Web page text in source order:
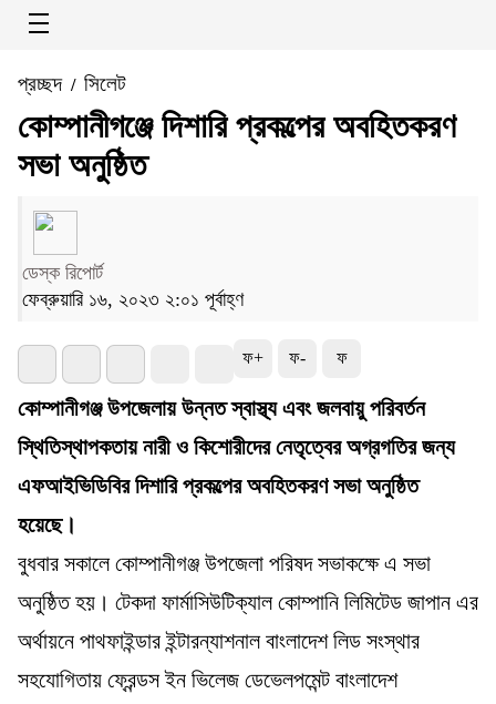
প্রচ্ছদ/ সিলেট
কোম্পানীগঞ্জে দিশারি প্রকল্পের অবহিতকরণ
সভা অনুষ্ঠিত
ডেস্ক রিপোর্ট
ফেব্রুয়ারি ১৬, ২০২৩ ২:০১ পূর্বাহ্ণ
ফ+ ফ- ফ
কোম্পানীগঞ্জ উপজেলায় উন্নত স্বাস্থ্য এবং জলবায়ু পরিবর্তন
স্থিতিস্থাপকতায় নারী ও কিশোরীদের নেতৃত্বের অগ্রগতির জন্য
এফআইভিডিবির দিশারি প্রকল্পের অবহিতকরণ সভা অনুষ্ঠিত
হয়েছে।
বুধবার সকালে কোম্পানীগঞ্জ উপজেলা পরিষদ সভাকক্ষে এ সভা
অনুষ্ঠিত হয়। টেকদা ফার্মাসিউটিক্যাল কোম্পানি লিমিটেড জাপান এর
অর্থায়নে পাথফাইন্ডার ইন্টারন্যাশনাল বাংলাদেশ লিড সংস্থার
সহযোগিতায় ফ্রেন্ডস ইন ভিলেজ ডেভেলপমেন্ট বাংলাদেশ